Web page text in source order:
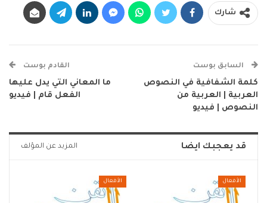
شارك
السابق بوست
كلمة الشفافية في النصوص
العربية | العربية من
النصوص | فيديو
القادم بوست
ما المعاني التي يدل عليها
الفعل قام | فيديو
قد يعجبك ايضا المزيد عن المؤلف
الأفعال الأفعال